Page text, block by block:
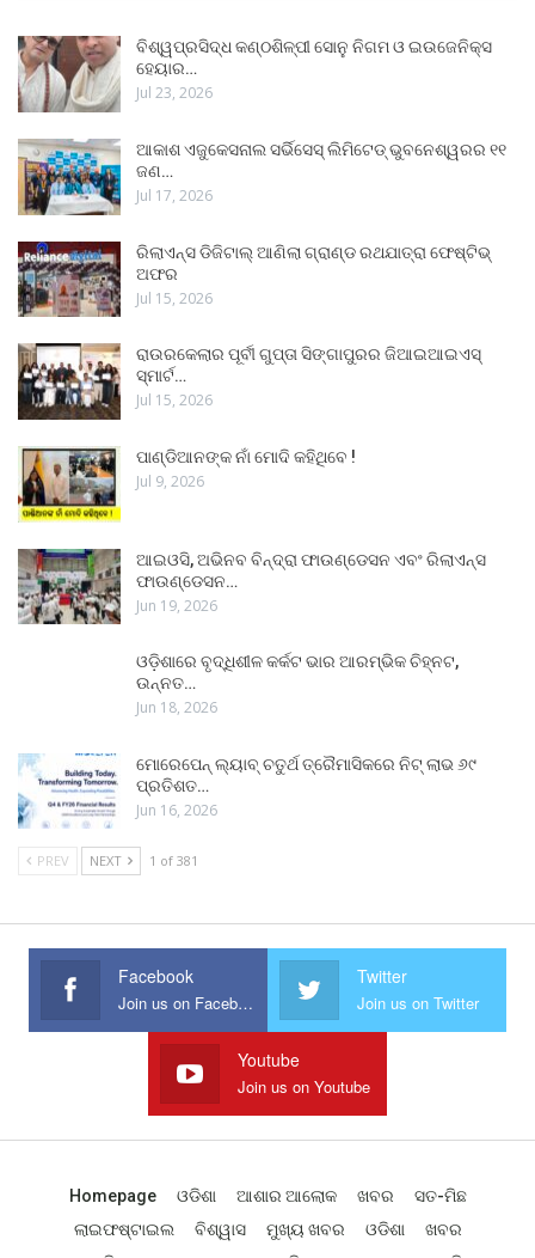
ବିଶ୍ୱପ୍ରସିଦ୍ଧ କଣ୍ଠଶିଳ୍ପୀ ସୋନୁ ନିଗମ ଓ ଇଉଜେନିକ୍ସ
ହେୟାର…
Jul 23, 2026
ଆକାଶ ଏଜୁକେସନାଲ ସର୍ଭିସେସ୍ ଲିମିଟେଡ୍ ଭୁବନେଶ୍ୱରର ୧୧
ଜଣ…
Jul 17, 2026
ରିଲାଏନ୍ସ ଡିଜିଟାଲ୍ ଆଣିଲା ଗ୍ରାଣ୍ଡ ରଥଯାତ୍ରା ଫେଷ୍ଟିଭ୍
ଅଫର
Jul 15, 2026
ରାଉରକେଲାର ପୂର୍ବୀ ଗୁପ୍ତା ସିଙ୍ଗାପୁରର ଜିଆଇଆଇଏସ୍
ସ୍ମାର୍ଟ…
Jul 15, 2026
ପାଣ୍ଡିଆନଙ୍କ ନାଁ ମୋଦି କହିଥିବେ !
Jul 9, 2026
ଆଇଓସି, ଅଭିନବ ବିନ୍ଦ୍ରା ଫାଉଣ୍ଡେସନ ଏବଂ ରିଲାଏନ୍ସ
ଫାଉଣ୍ଡେସନ…
Jun 19, 2026
ଓଡ଼ିଶାରେ ବୃଦ୍ଧିଶୀଳ କର୍କଟ ଭାର ଆରମ୍ଭିକ ଚିହ୍ନଟ,
ଉନ୍ନତ…
Jun 18, 2026
ମୋରେପେନ୍ ଲ୍ୟାବ୍ ଚତୁର୍ଥ ତ୍ରୈମାସିକରେ ନିଟ୍ ଲାଭ ୬୯
ପ୍ରତିଶତ…
Jun 16, 2026
PREV NEXT 1 of 381
Facebook
Join us on Facebook
Twitter
Join us on Twitter
Youtube
Join us on Youtube
Homepage ଓଡିଶା ଆଶାର ଆଲୋକ ଖବର
ସତ-ମିଛ
ଲାଇଫଷ୍ଟାଇଲ
ବିଶ୍ୱାସ ମୁଖ୍ୟ ଖବର ଓଡିଶା
ଖବର